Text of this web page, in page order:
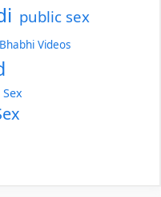
public sex
Videos